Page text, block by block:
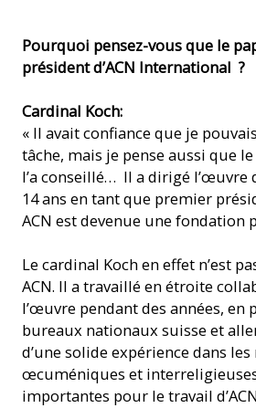
Pourquoi pensez-vous que le
président d’ACN International ?
Cardinal Koch:
« Il avait confiance que je
tâche, mais je pense aussi que
l’a conseillé… Il a dirigé l’œuvre
14 ans en tant que premier
ACN est devenue une fondation
Le cardinal Koch en effet n’est
ACN. Il a travaillé en étroite
l’œuvre pendant des années, en
bureaux nationaux suisse et
d’une solide expérience dans
œcuméniques et
importantes pour le travail